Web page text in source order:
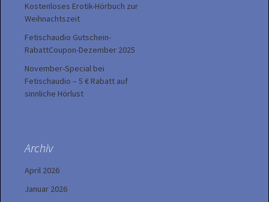
Kostenloses Erotik-Hörbuch zur
Weihnachtszeit
Fetischaudio Gutschein-
RabattCoupon-Dezember 2025
November-Special bei
Fetischaudio – 5 € Rabatt auf
sinnliche Hörlust
Archiv
April 2026
Januar 2026